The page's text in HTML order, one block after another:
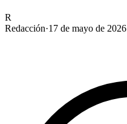
R
Redacción·17 de mayo de 2026